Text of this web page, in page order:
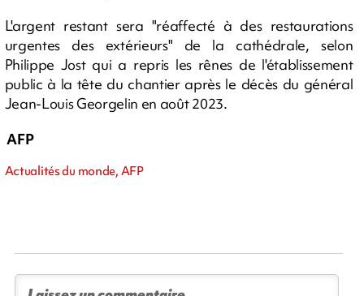
L'argent restant sera "réaffecté à des restaurations
urgentes des extérieurs" de la cathédrale, selon
Philippe Jost qui a repris les rênes de l'établissement
public à la tête du chantier après le décès du général
Jean-Louis Georgelin en août 2023.
AFP
Actualités du monde, AFP